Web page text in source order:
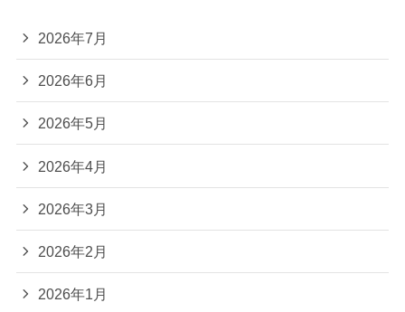
2026年7月
2026年6月
2026年5月
2026年4月
2026年3月
2026年2月
2026年1月